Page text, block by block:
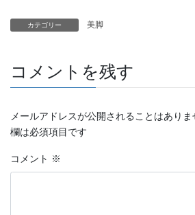
カテゴリー 美脚
コメントを残す
メールアドレスが公開されることはありま
欄は必須項目です
コメント ※